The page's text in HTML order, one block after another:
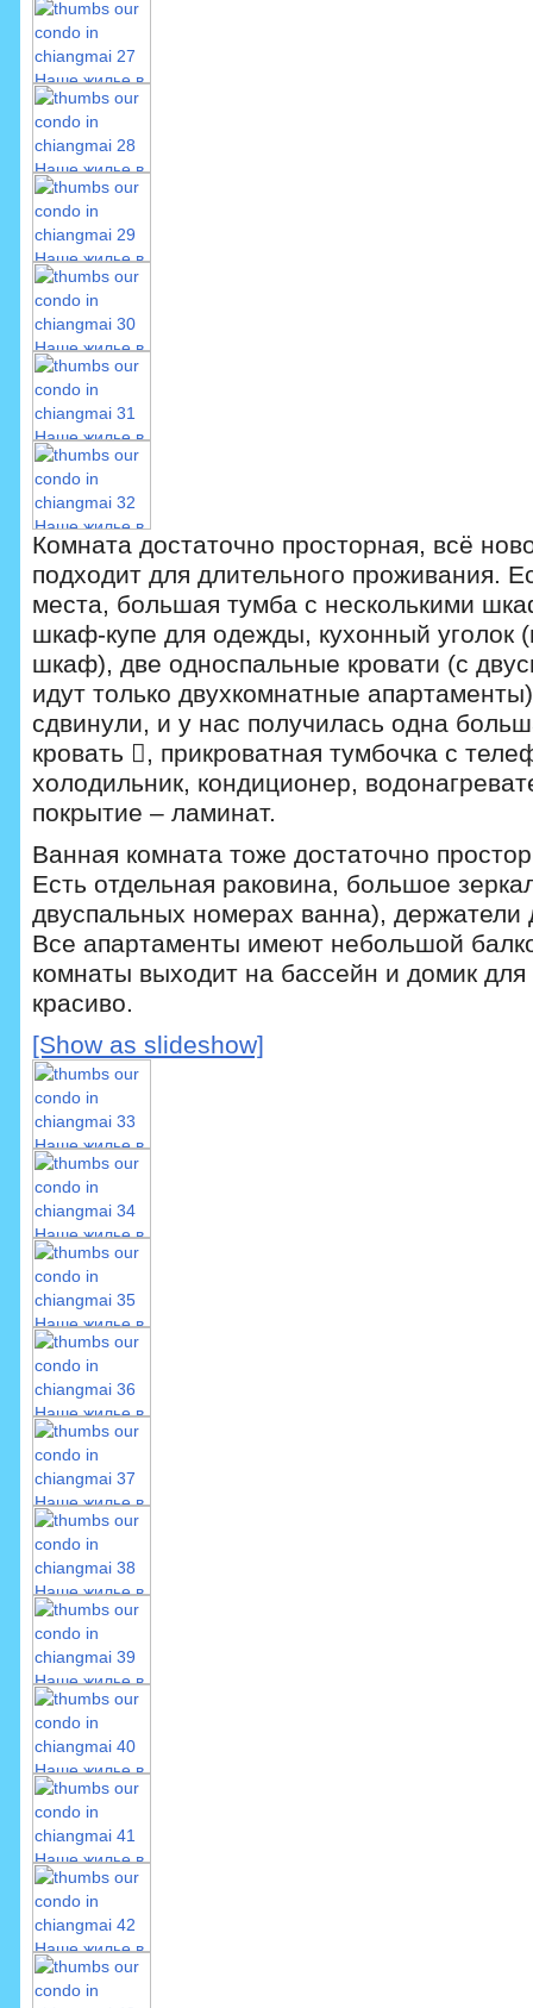
Комната достаточно просторная, всё
подходит для длительного проживания.
места, большая тумба с несколькими
шкаф-купе для одежды, кухонный уголок
шкаф), две односпальные кровати (с
идут только двухкомнатные
сдвинули, и у нас получилась одна
кровать , прикроватная тумбочка с
холодильник, кондиционер,
покрытие – ламинат.
Ванная комната тоже достаточно
Есть отдельная раковина, большое
двуспальных номерах ванна), держатели
Все апартаменты имеют небольшой
комнаты выходит на бассейн и домик
красиво.
[Show as slideshow]